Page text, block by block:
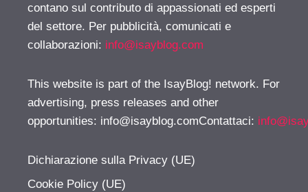
contano sul contributo di appassionati ed esperti
del settore. Per pubblicità, comunicati e
collaborazioni: info@isayblog.com
This website is part of the IsayBlog! network. For
advertising, press releases and other
opportunities: info@isayblog.comContattaci:
Dichiarazione sulla Privacy (UE)
Cookie Policy (UE)